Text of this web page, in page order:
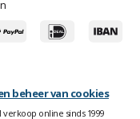
beheer van cookies
online sinds 1999